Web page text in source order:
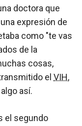
doctora que
expresión de
como "te vas
de la
cosas,
el VIH,
así.
el segundo